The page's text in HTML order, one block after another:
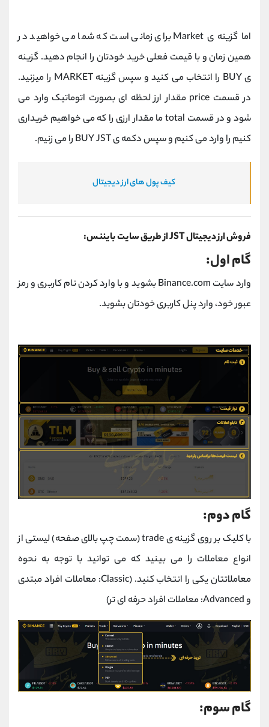
اما گزینه ی Market برای زمانی است که شما می خواهید در
همین زمان و با قیمت فعلی خرید خودتان را انجام دهید. گزینه
ی BUY را انتخاب می کنید و سپس گزینه MARKET را میزنید.
در قسمت price مقدار ارز لحظه ای بصورت اتوماتیک وارد می
شود و در قسمت total ما مقدار ارزی را که می خواهیم خریداری
کنیم را وارد می کنیم و سپس دکمه ی BUY JST را می زنیم.
کیف پول های ارز دیجیتال
فروش ارز دیجیتال JST از طریق سایت بایننس:
گام اول:
وارد سایت Binance.com بشوید و با وارد کردن نام کاربری و رمز
عبور خود، وارد پنل کاربری خودتان بشوید.
گام دوم:
با کلیک بر روی گزینه ی trade (سمت چپ بالای صفحه) لیستی از
انواع معاملات را می بینید که می توانید با توجه به نحوه
معاملاتتان یکی را انتخاب کنید. (Classic: معاملات افراد مبتدی
و Advanced: معاملات افراد حرفه ای تر)
گام سوم: